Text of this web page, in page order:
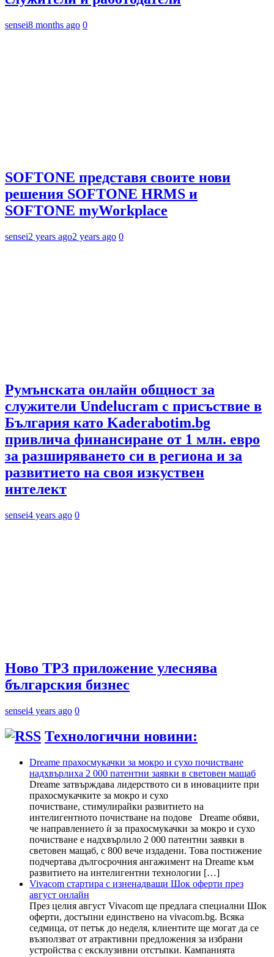
sensei8 months ago 0
SOFTONE представя своите нови
решения SOFTONE HRMS и
SOFTONE myWorkplace
sensei2 years ago2 years ago 0
Румънската онлайн общност за
служители Undelucram с присъствие в
България като Kaderabotim.bg
привлича финансиране от 1 млн. евро
за разширяването си в региона и за
развитието на своя изкуствен
интелект
sensei4 years ago 0
Ново ТРЗ приложение улеснява
българския бизнес
sensei4 years ago 0
Технологични новини:
Dreame прахосмукачки за мокро и сухо почистване
надхвърлиха 2 000 патентни заявки в световен мащаб
Dreame затвърждава лидерството си в иновациите при
прахосмукачките за мокро и сухо
почистване, стимулирайки развитието на
интелигентното почистване на подове Dreame обяви,
че направлението ѝ за прахосмукачки за мокро и сухо
почистване е надхвърлило 2 000 патентни заявки в
световен мащаб, с 800 вече издадени. Това постижение
подчертава дългосрочния ангажимент на Dreame към
развитието на интелигентни технологии […]
Vivacom стартира с изненадващи Шок оферти през
август онлайн
През целия август Vivacom ще предлага специални Шок
оферти, достъпни единствено на vivacom.bg. Всяка
седмица, от петък до неделя, клиентите ще могат да се
възползват от атрактивни предложения за избрани
устройства с ексклузивни отстъпки. Кампанията